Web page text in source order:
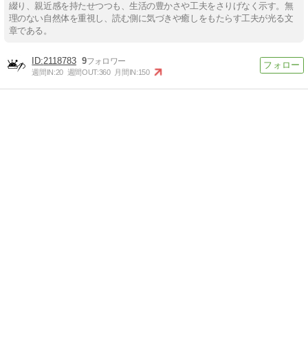
綴り、親近感を持たせつつも、生活の豊かさや工夫をさりげなく示す。無
理のない自然体を重視し、読む側に気づきや癒しをもたらす工夫が光る文
章である。
2118783 9
週間IN:20 週間OUT:360 月間IN:150